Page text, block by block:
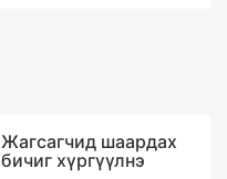
Жагсагчид шаардах
бичиг хүргүүлнэ